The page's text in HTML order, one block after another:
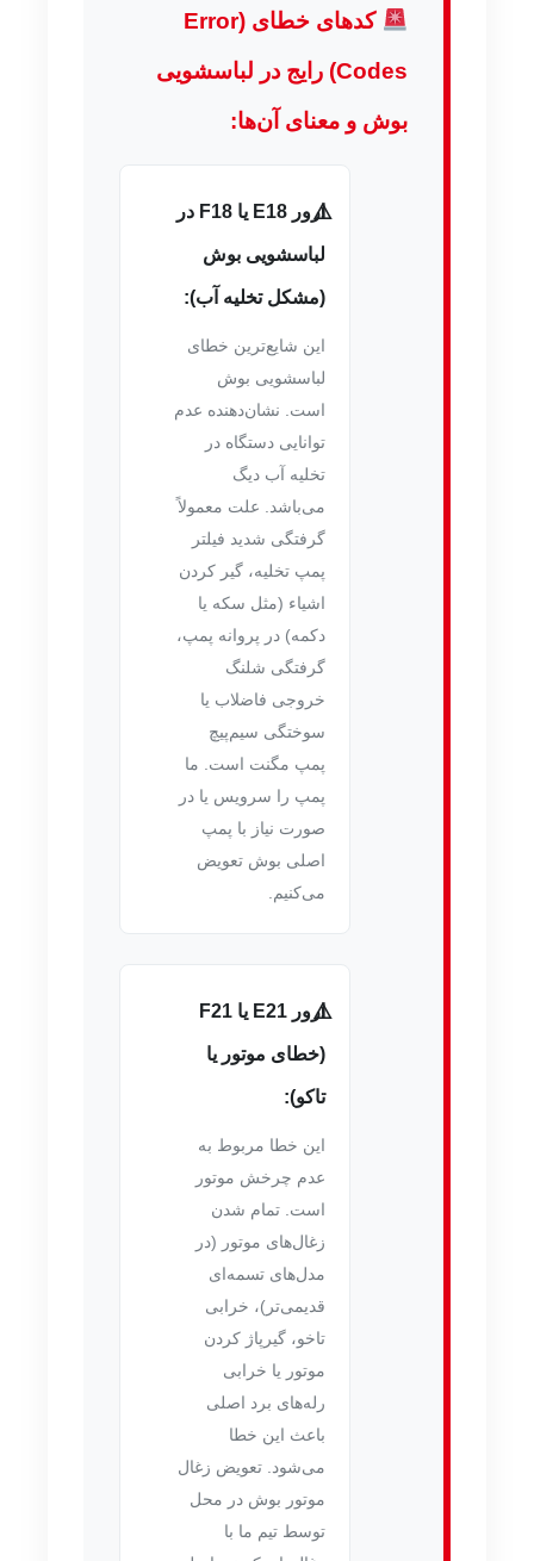
کدهای خطای (Error
Codes) رایج در لباسشویی
بوش و معنای آن‌ها:
ارور E18 یا F18 در
لباسشویی بوش
(مشکل تخلیه آب):
این شایع‌ترین خطای
لباسشویی بوش
است. نشان‌دهنده عدم
توانایی دستگاه در
تخلیه آب دیگ
می‌باشد. علت معمولاً
گرفتگی شدید فیلتر
پمپ تخلیه، گیر کردن
اشیاء (مثل سکه یا
دکمه) در پروانه پمپ،
گرفتگی شلنگ
خروجی فاضلاب یا
سوختگی سیم‌پیچ
پمپ مگنت است. ما
پمپ را سرویس یا در
صورت نیاز با پمپ
اصلی بوش تعویض
می‌کنیم.
ارور E21 یا F21
(خطای موتور یا
تاکو):
این خطا مربوط به
عدم چرخش موتور
است. تمام شدن
زغال‌های موتور (در
مدل‌های تسمه‌ای
قدیمی‌تر)، خرابی
تاخو، گیرپاژ کردن
موتور یا خرابی
رله‌های برد اصلی
باعث این خطا
می‌شود. تعویض زغال
موتور بوش در محل
توسط تیم ما با